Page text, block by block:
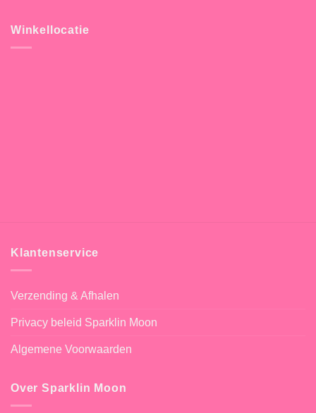
Winkellocatie
Klantenservice
Verzending & Afhalen
Privacy beleid Sparklin Moon
Algemene Voorwaarden
Over Sparklin Moon